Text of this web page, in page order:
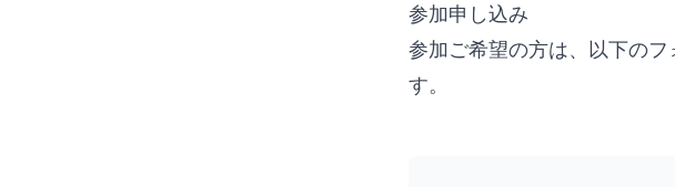
参加申し込み
参加ご希望の方は、以下の
す。